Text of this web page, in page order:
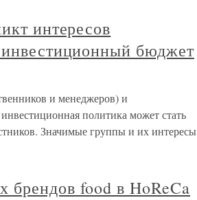
интересов
бюджет
и менеджеров) и
политика может стать
Значимые группы и их интересы
food в HoReCa